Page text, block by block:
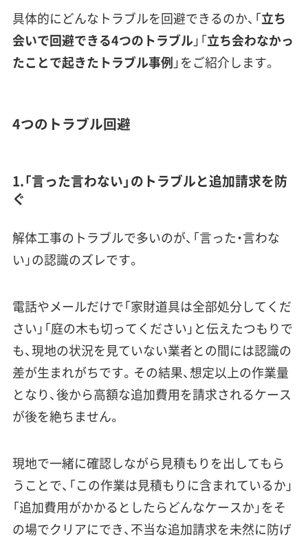
具体的にどんなトラブルを回避できるのか、「立ち
会いで回避できる4つのトラブル」「立ち会わなかっ
たことで起きたトラブル事例」をご紹介します。
4つのトラブル回避
1.「言った言わない」のトラブルと追加請求を防
ぐ
解体工事のトラブルで多いのが、「言った・言わな
い」の認識のズレです。
電話やメールだけで「家財道具は全部処分してくだ
さい」「庭の木も切ってください」と伝えたつもりで
も、現地の状況を見ていない業者との間には認識の
差が生まれがちです。その結果、想定以上の作業量
となり、後から高額な追加費用を請求されるケース
が後を絶ちません。
現地で一緒に確認しながら見積もりを出してもら
うことで、「この作業は見積もりに含まれているか」
「追加費用がかかるとしたらどんなケースか」をそ
の場でクリアにでき、不当な追加請求を未然に防げ